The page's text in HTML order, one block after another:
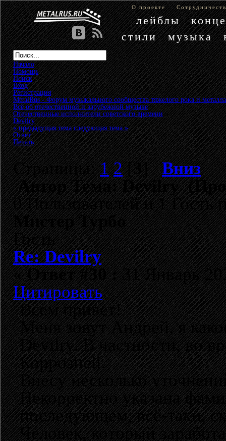
О проекте
лейблы
стили
музыка
Начало
Помощь
Поиск
Вход
Регистрация
MetalRus - Форум музыкального сообщества тяжелого рока и металла
Всё об отечественной и зарубежной музыке»
Отечественные исполнители советского времени»
Devilry
« предыдущая тема следующая тема »
Ответ
Печать
Страницы:1 2[3]Вниз
АвторТема: Devilry
0 Пользователей и 1 Гость
Мистер Турбо
Гость
Re: Devilry
«Ответ #30 :31 Январь
Цитировать
Всем привет!
Меня зовут Андрей, я
Devilry. В частности, во
Коррозией.
Внесу несколько
Некорректно указана
последующем, всё-таки,
Человек, который